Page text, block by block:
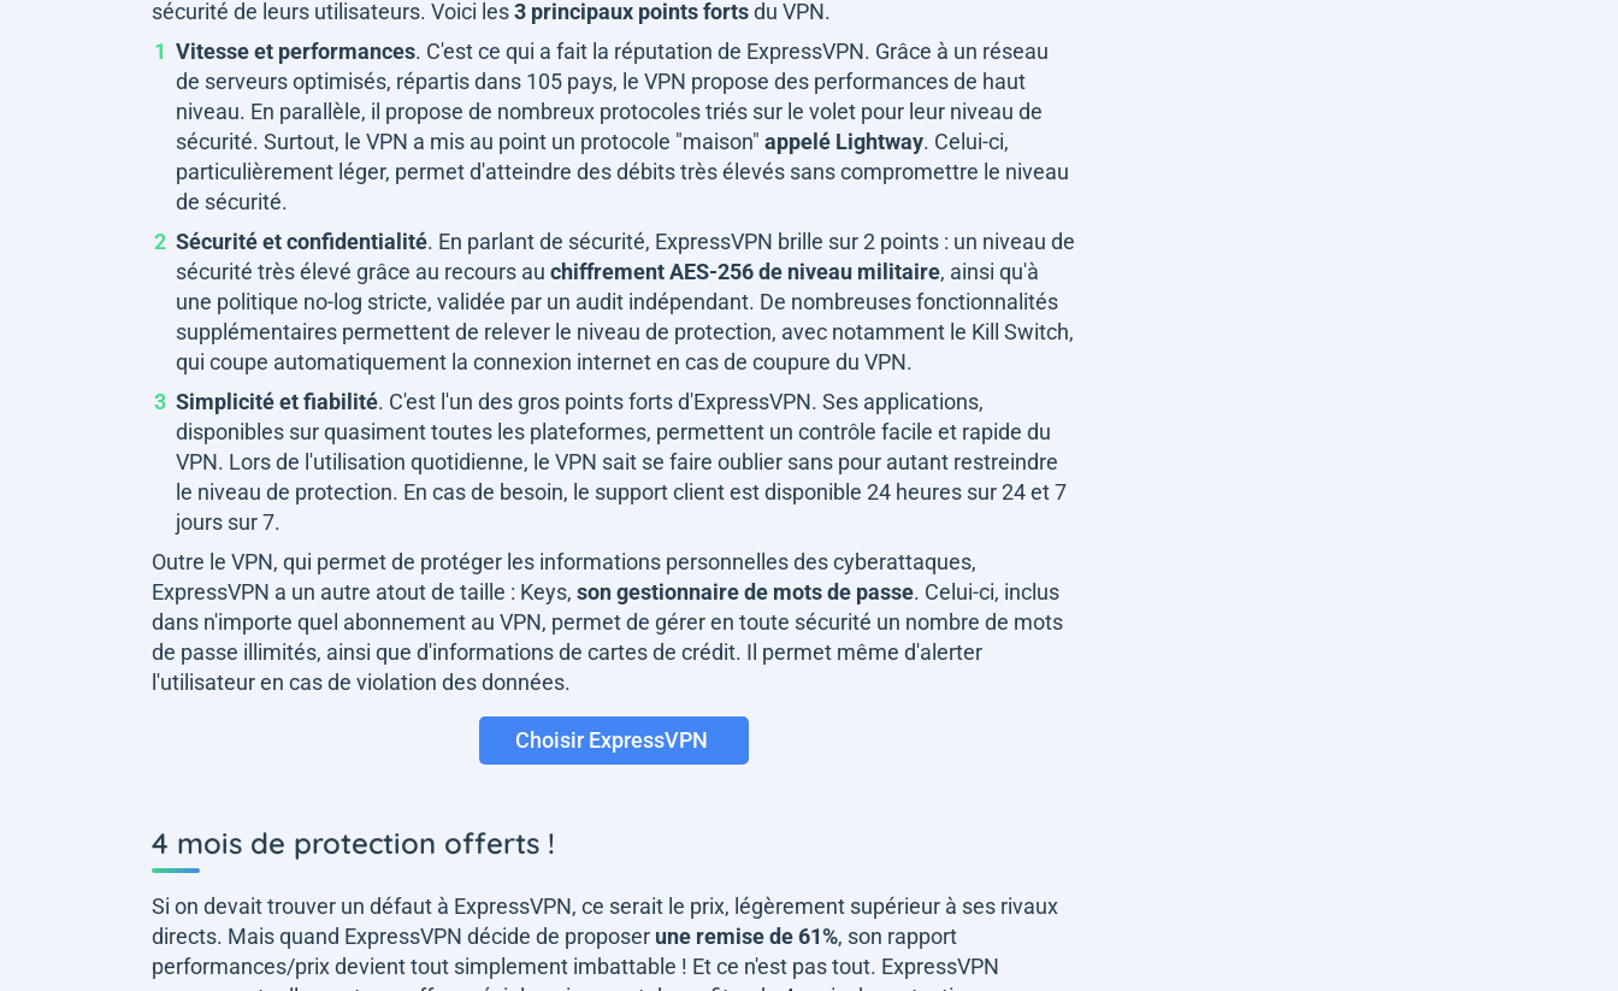
sécurité de leurs utilisateurs. Voici les3 principaux points fortsdu VPN.
Vitesse et performances. C'est ce qui a fait la réputation de ExpressVPN. Grâce à un réseau
de serveurs optimisés, répartis dans 105 pays, le VPN propose des performances de haut
niveau. En parallèle, il propose de nombreux protocoles triés sur le volet pour leur niveau de
sécurité. Surtout, le VPN a mis au point un protocole "maison" appelé Lightway. Celui-ci,
particulièrement léger, permet d'atteindre des débits très élevés sans compromettre le niveau
de sécurité.
Sécurité et confidentialité. En parlant de sécurité, ExpressVPN brille sur 2 points : un niveau de
sécurité très élevé grâce au recours au chiffrement AES-256 de niveau militaire, ainsi qu'à
une politique no-log stricte, validée par un audit indépendant. De nombreuses fonctionnalités
supplémentaires permettent de relever le niveau de protection, avec notamment le Kill Switch,
qui coupe automatiquement la connexion internet en cas de coupure du VPN.
Simplicité et fiabilité. C'est l'un des gros points forts d'ExpressVPN. Ses applications,
disponibles sur quasiment toutes les plateformes, permettent un contrôle facile et rapide du
VPN. Lors de l'utilisation quotidienne, le VPN sait se faire oublier sans pour autant restreindre
le niveau de protection. En cas de besoin, le support client est disponible 24 heures sur 24 et 7
jours sur 7.
Outre le VPN, qui permet de protéger les informations personnelles des cyberattaques,
ExpressVPN a un autre atout de taille : Keys, son gestionnaire de mots de passe. Celui-ci, inclus
dans n'importe quel abonnement au VPN, permet de gérer en toute sécurité un nombre de mots
de passe illimités, ainsi que d'informations de cartes de crédit. Il permet même d'alerter
l'utilisateur en cas de violation des données.
Choisir ExpressVPN
4 mois de protection offerts !
Si on devait trouver un défaut à ExpressVPN, ce serait le prix, légèrement supérieur à ses rivaux
directs. Mais quand ExpressVPN décide de proposer une remise de 61%, son rapport
performances/prix devient tout simplement imbattable ! Et ce n'est pas tout. ExpressVPN